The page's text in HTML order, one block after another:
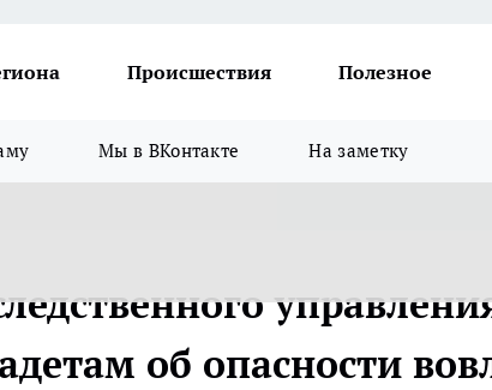
Происшествия Полезное
Мы в ВКонтакте На заметку
об опасности